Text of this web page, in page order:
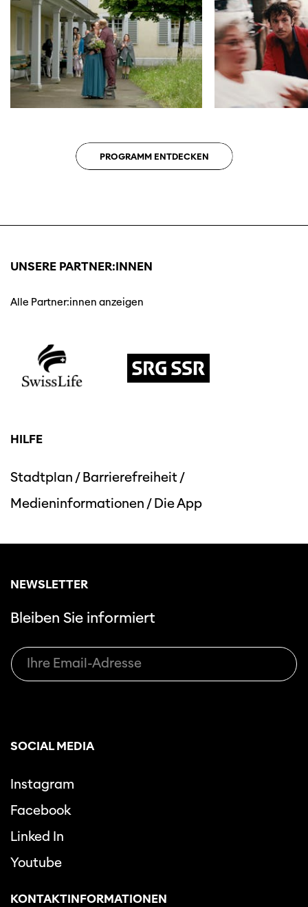
PROGRAMM ENTDECKEN
UNSERE PARTNER:INNEN
Alle Partner:innen anzeigen
HILFE
Stadtplan /Barrierefreiheit/
Medieninformationen /Die App
NEWSLETTER
Bleiben Sie informiert
SOCIAL MEDIA
Instagram
Facebook
Linked In
Youtube
KONTAKTINFORMATIONEN